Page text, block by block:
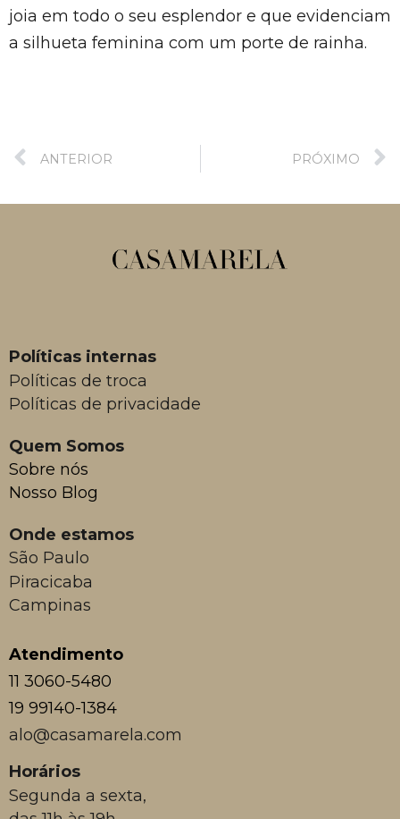
joia em todo o seu esplendor e que evidenciam
a silhueta feminina com um porte de rainha.
ANTERIOR PRÓXIMO
Políticas internas
Políticas de troca
Políticas de privacidade
Quem Somos
Sobre nós
Nosso Blog
Onde estamos
São Paulo
Piracicaba
Campinas
Atendimento
11 3060-5480
19 99140-1384
alo@casamarela.com
Horários
Segunda a sexta,